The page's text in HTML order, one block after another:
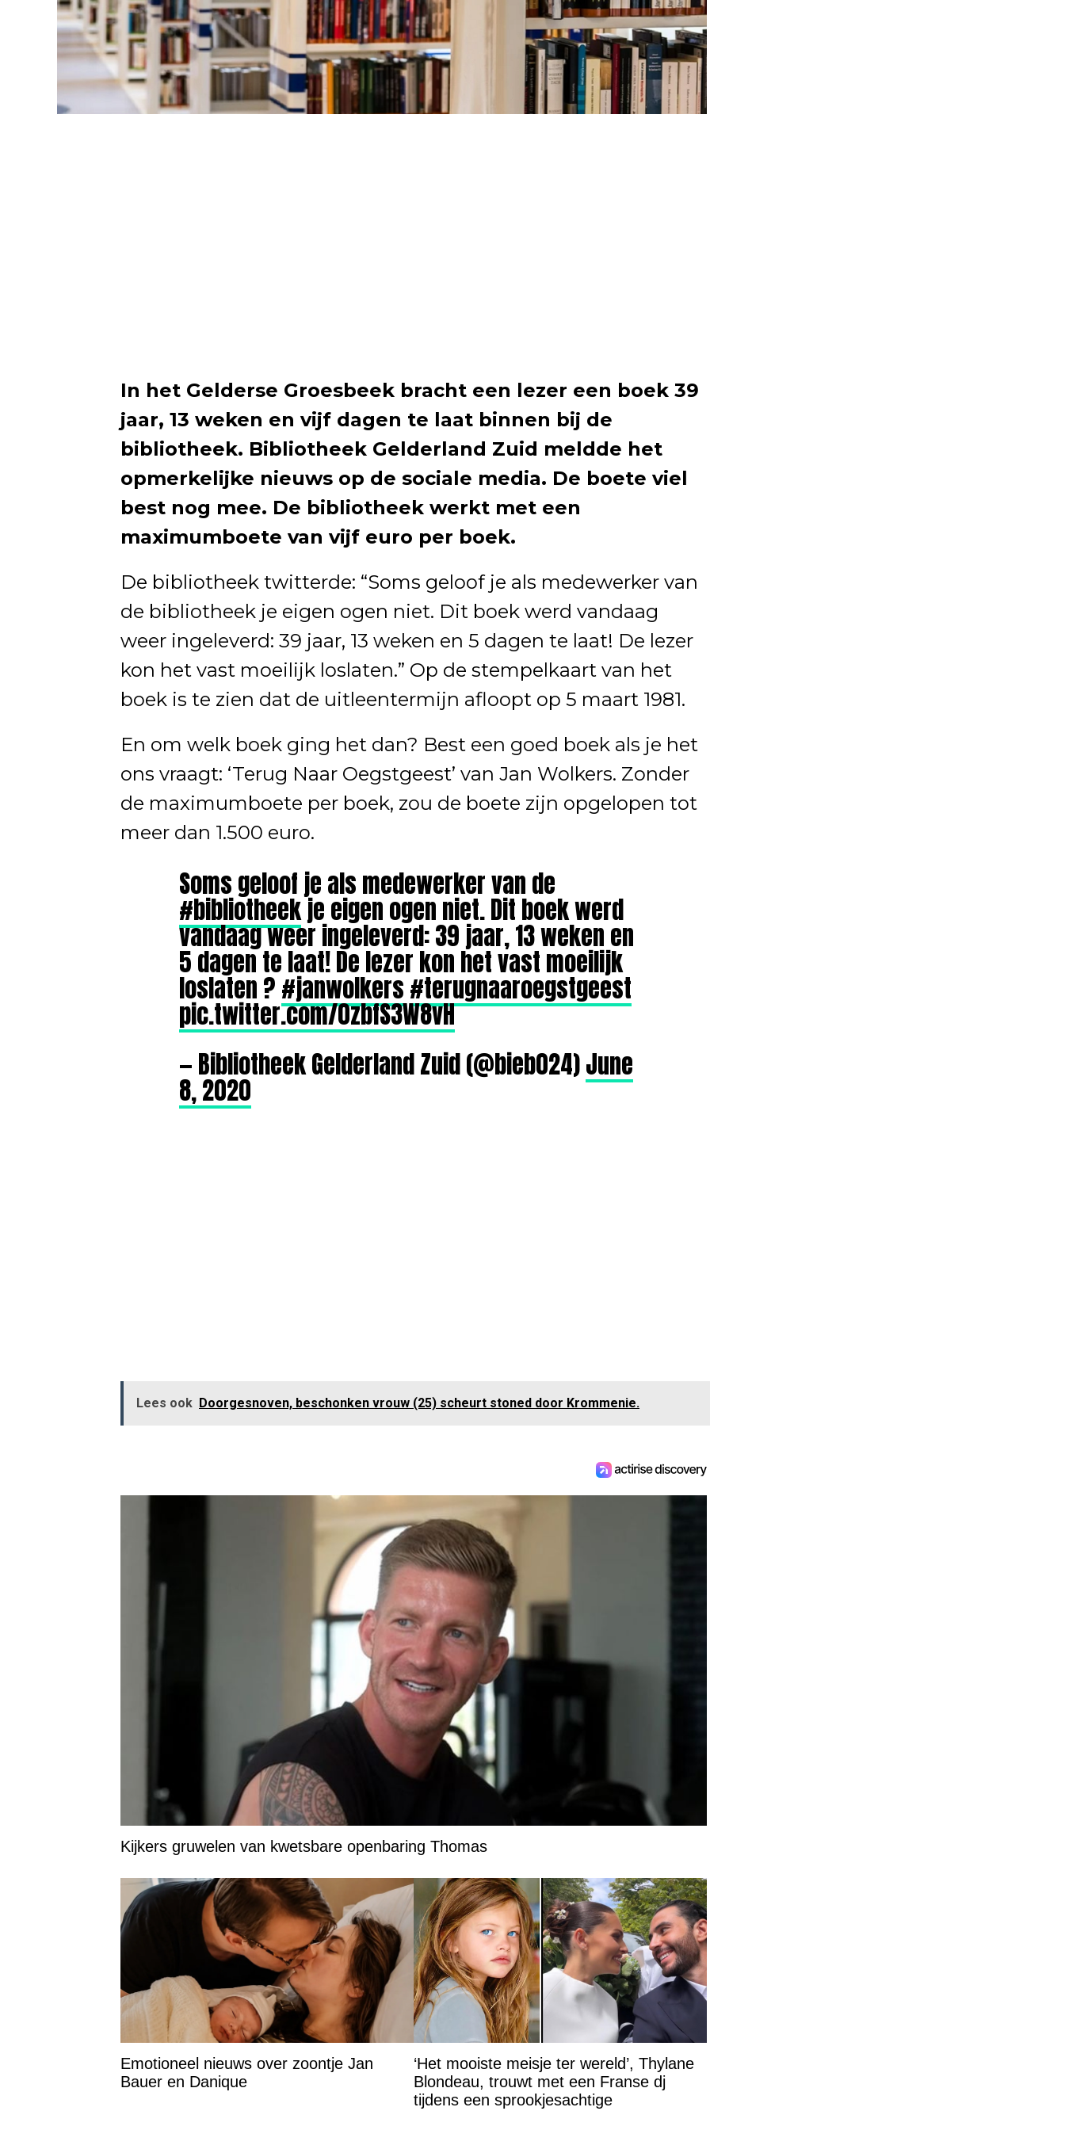
In het Gelderse Groesbeek bracht een lezer een boek 39
jaar, 13 weken en vijf dagen te laat binnen bij de
bibliotheek. Bibliotheek Gelderland Zuid meldde het
opmerkelijke nieuws op de sociale media. De boete viel
best nog mee. De bibliotheek werkt met een
maximumboete van vijf euro per boek.
De bibliotheek twitterde: “Soms geloof je als medewerker van
de bibliotheek je eigen ogen niet. Dit boek werd vandaag
weer ingeleverd: 39 jaar, 13 weken en 5 dagen te laat! De lezer
kon het vast moeilijk loslaten.” Op de stempelkaart van het
boek is te zien dat de uitleentermijn afloopt op 5 maart 1981.
En om welk boek ging het dan? Best een goed boek als je het
ons vraagt: ‘Terug Naar Oegstgeest’ van Jan Wolkers. Zonder
de maximumboete per boek, zou de boete zijn opgelopen tot
meer dan 1.500 euro.
Soms geloof je als medewerker van de
#bibliotheekje eigen ogen niet. Dit boek werd
vandaag weer ingeleverd: 39 jaar, 13 weken en
5 dagen te laat! De lezer kon het vast moeilijk
loslaten ?#janwolkers#terugnaaroegstgeest
pic.twitter.com/0zbfS3W8vH
— Bibliotheek Gelderland Zuid (@bieb024)June
8, 2020
Lees ook Doorgesnoven, beschonken vrouw (25) scheurt stoned door Krommenie.
Kijkers gruwelen van kwetsbare openbaring Thomas
Emotioneel nieuws over zoontje Jan
Bauer en Danique
‘Het mooiste meisje ter wereld’, Thylane
Blondeau, trouwt met een Franse dj
tijdens een sprookjesachtige